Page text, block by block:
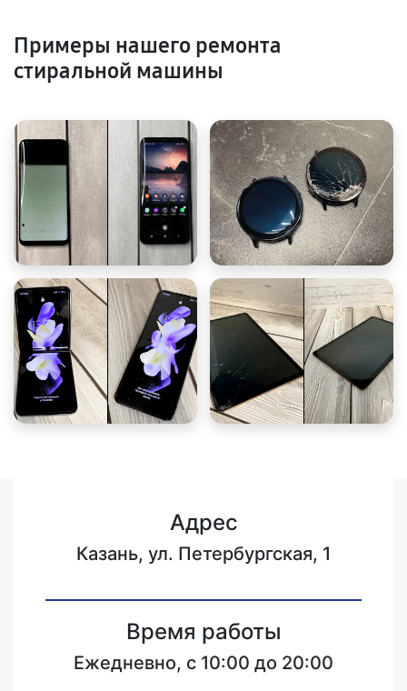
Примеры нашего ремонта
стиральной машины
Адрес
Казань, ул. Петербургская, 1
Время работы
Ежедневно, с 10:00 до 20:00